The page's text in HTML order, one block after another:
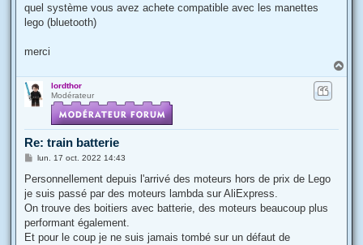
quel système vous avez achete compatible avec les manettes
lego (bluetooth)
merci
a
lordthor
Modérateur
Re: train batterie
M
s
a
g
lun. 17 oct. 2022 14:43
Personnellement depuis l'arrivé des moteurs hors de prix de Lego
je suis passé par des moteurs lambda sur AliExpress.
On trouve des boitiers avec batterie, des moteurs beaucoup plus
performant également.
Et pour le coup je ne suis jamais tombé sur un défaut de